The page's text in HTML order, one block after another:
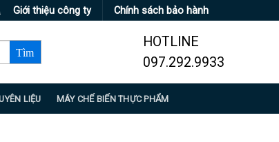
Giới thiệu công ty Chính sách bảo hành
HOTLINE
097.292.9933
LIỆU MÁY CHẾ BIẾN THỰC PHẨM